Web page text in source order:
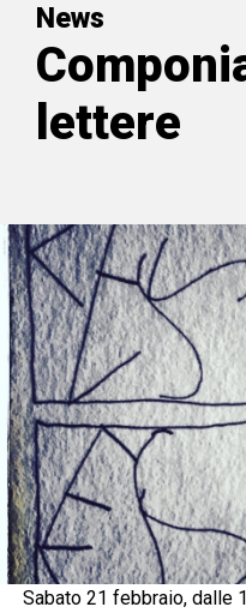
News
lettere
Sabato 21 febbraio, dalle